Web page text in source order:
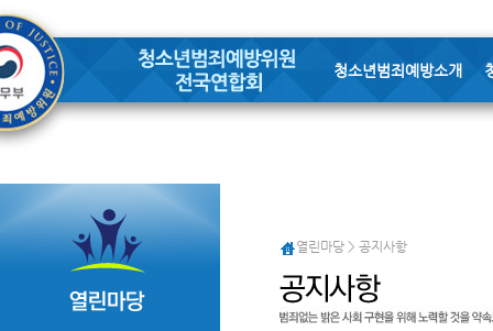
청소년범죄예방소개
열린마당 > 공지사항